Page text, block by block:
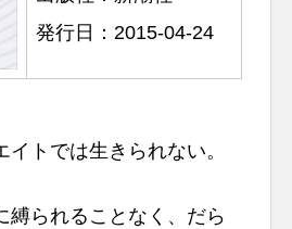
発行日：2015-04-24
トでは生きられない。
縛られることなく、だら